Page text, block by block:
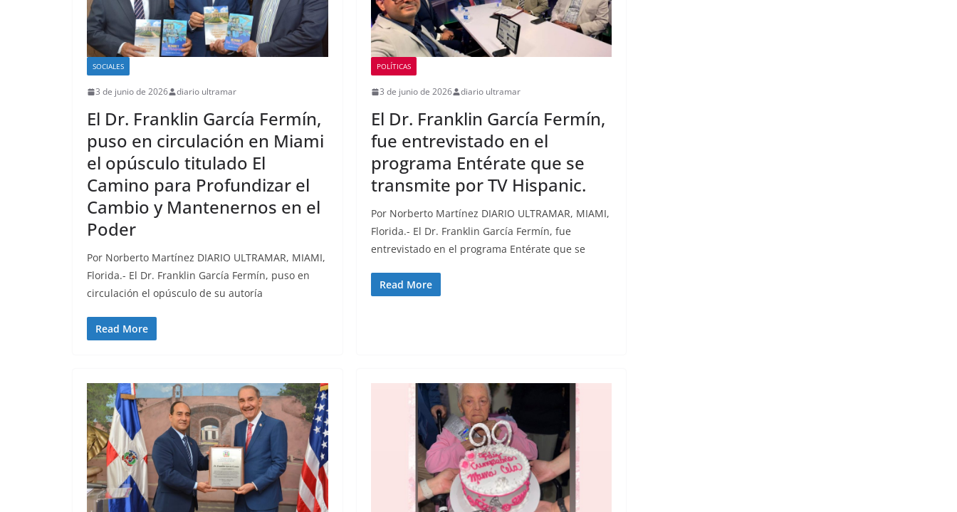
SOCIALES
3 de junio de 2026 diario ultramar
El Dr. Franklin García Fermín,
puso en circulación en Miami
el opúsculo titulado El
Camino para Profundizar el
Cambio y Mantenernos en el
Poder
Por Norberto Martínez DIARIO ULTRAMAR, MIAMI,
Florida.- El Dr. Franklin García Fermín, puso en
circulación el opúsculo de su autoría
Read More
POLÍTICAS
3 de junio de 2026 diario ultramar
El Dr. Franklin García Fermín,
fue entrevistado en el
programa Entérate que se
transmite por TV Hispanic.
Por Norberto Martínez DIARIO ULTRAMAR, MIAMI,
Florida.- El Dr. Franklin García Fermín, fue
entrevistado en el programa Entérate que se
Read More